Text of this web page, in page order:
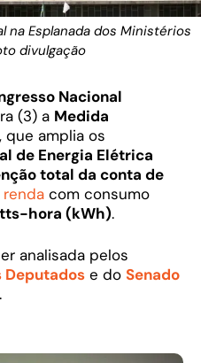
na Esplanada dos Ministérios
divulgação
Nacional
(3) a Medida
, que amplia os
de Energia Elétrica
total da conta de
renda com consumo
hora (kWh).
analisada pelos
Deputados e do Senado